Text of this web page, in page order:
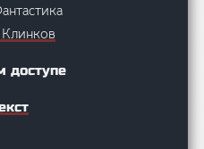
Клинков
доступе